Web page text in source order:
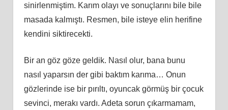
sinirlenmiştim. Karım olayı ve sonuçlarını bile bile
masada kalmıştı. Resmen, bile isteye elin herifine
kendini siktirecekti.
Bir an göz göze geldik. Nasıl olur, bana bunu
nasıl yaparsın der gibi baktım karıma… Onun
gözlerinde ise bir pırıltı, oyuncak görmüş bir çocuk
sevinci, merakı vardı. Adeta sorun çıkarmamam,